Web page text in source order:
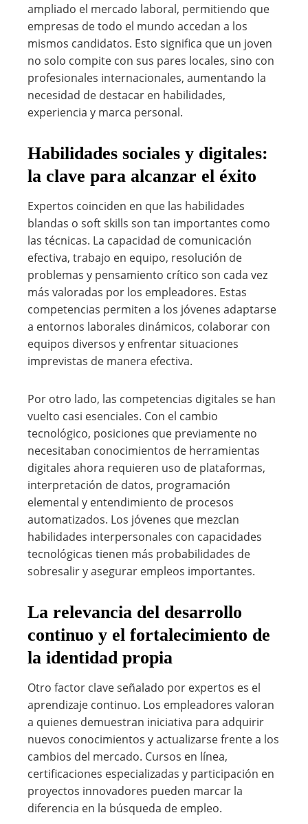
ampliado el mercado laboral, permitiendo que
empresas de todo el mundo accedan a los
mismos candidatos. Esto significa que un joven
no solo compite con sus pares locales, sino con
profesionales internacionales, aumentando la
necesidad de destacar en habilidades,
experiencia y marca personal.
Habilidades sociales y digitales:
la clave para alcanzar el éxito
Expertos coinciden en que las habilidades
blandas o soft skills son tan importantes como
las técnicas. La capacidad de comunicación
efectiva, trabajo en equipo, resolución de
problemas y pensamiento crítico son cada vez
más valoradas por los empleadores. Estas
competencias permiten a los jóvenes adaptarse
a entornos laborales dinámicos, colaborar con
equipos diversos y enfrentar situaciones
imprevistas de manera efectiva.
Por otro lado, las competencias digitales se han
vuelto casi esenciales. Con el cambio
tecnológico, posiciones que previamente no
necesitaban conocimientos de herramientas
digitales ahora requieren uso de plataformas,
interpretación de datos, programación
elemental y entendimiento de procesos
automatizados. Los jóvenes que mezclan
habilidades interpersonales con capacidades
tecnológicas tienen más probabilidades de
sobresalir y asegurar empleos importantes.
La relevancia del desarrollo
continuo y el fortalecimiento de
la identidad propia
Otro factor clave señalado por expertos es el
aprendizaje continuo. Los empleadores valoran
a quienes demuestran iniciativa para adquirir
nuevos conocimientos y actualizarse frente a los
cambios del mercado. Cursos en línea,
certificaciones especializadas y participación en
proyectos innovadores pueden marcar la
diferencia en la búsqueda de empleo.